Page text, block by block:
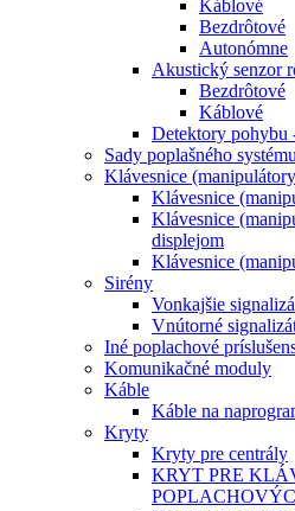
Káblové
Bezdrôtové
Autonómne
Akustický senzor
Bezdrôtové
Káblové
Detektory pohybu
Sady poplašného systému
Klávesnice
Klávesnice
Klávesnice
displejom
Klávesnice
Sirény
Vonkajšie
Vnútorné
Iné poplachové
Komunikačné moduly
Káble
Káble na
Kryty
Kryty pre centrály
KRYT PRE